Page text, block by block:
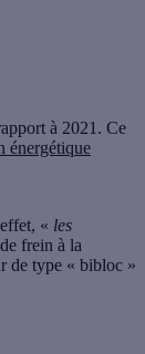
à 2021. Ce
énergétique
« les
frein à la
de type « bibloc »